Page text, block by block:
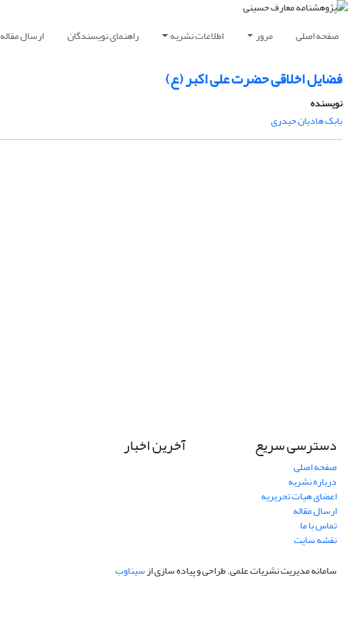
صفحه اصلی مرور اطلاعات نشریه راهنمای نویسندگان ارسال مقاله
فضایل اخلاقی حضرت علی‌ اکبر (ع)
نویسنده
بابک هادیان حیدری
دسترسی سریع
صفحه اصلی
درباره نشریه
اعضای هیات تحریریه
ارسال مقاله
تماس با ما
نقشه سایت
آخرین اخبار
سامانه مدیریت نشریات علمی.طراحی و پیاده سازی ازسیناوب